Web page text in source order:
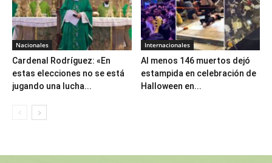
Nacionales
Cardenal Rodríguez: «En
estas elecciones no se está
jugando una lucha...
Internacionales
Al menos 146 muertos dejó
estampida en celebración de
Halloween en...